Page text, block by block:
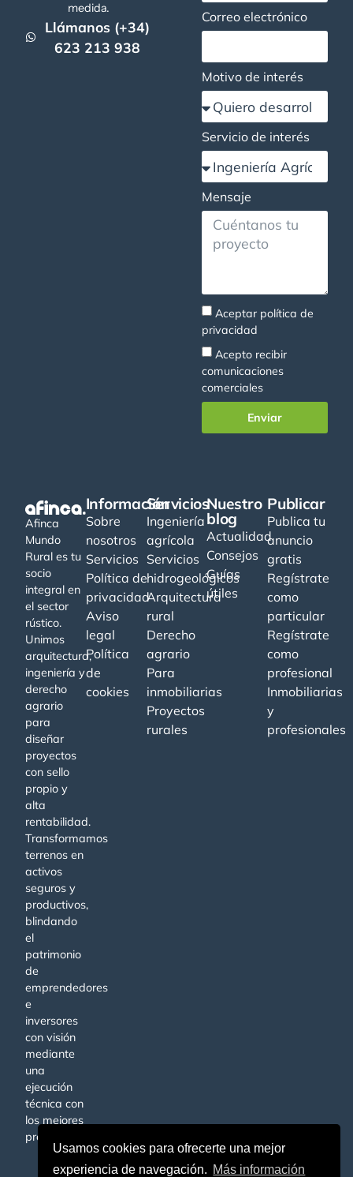
Usamos cookies para ofrecerte una mejor
experiencia de navegación. Más información
medida.
Llámanos (+34)
623 213 938
Correo electrónico
Motivo de interés
Servicio de interés
Mensaje
Aceptar política de
privacidad
Acepto recibir
comunicaciones
comerciales
Enviar
Afinca
Mundo
Rural es tu
socio
integral en
el sector
rústico.
Unimos
arquitectura,
ingeniería y
derecho
agrario
para
diseñar
proyectos
con sello
propio y
alta
rentabilidad.
Transformamos
terrenos en
activos
seguros y
productivos,
blindando
el
patrimonio
de
emprendedores
e
inversores
con visión
mediante
una
ejecución
técnica con
los mejores
profesionales.
Información
Sobre
nosotros
Servicios
Política de
privacidad
Aviso
legal
Política
de
cookies
Servicios
Ingeniería
agrícola
Servicios
hidrogeológicos
Arquitectura
rural
Derecho
agrario
Para
inmobiliarias
Proyectos
rurales
Nuestro
blog
Actualidad
Consejos
Guías
útiles
Publicar
Publica tu
anuncio
gratis
Regístrate
como
particular
Regístrate
como
profesional
Inmobiliarias
y
profesionales